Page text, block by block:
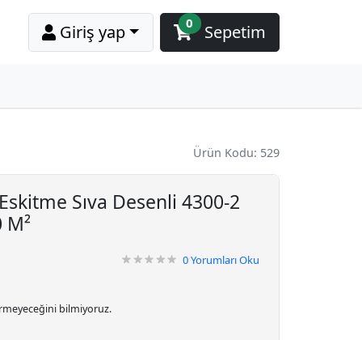
Giriş yap Sepetim
0
Ürün Kodu: 529
Sıva Desenli 4300-2
M²
0Yorumları Oku
bilmiyoruz.